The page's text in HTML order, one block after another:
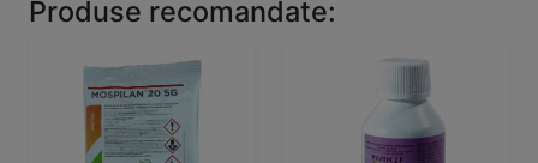
Produse recomandate: